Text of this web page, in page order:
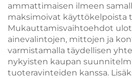
ammattimaisen ilmeen
maksimoivat käyttökelpoista
Mukauttamisvaihtoehdot
ainevalintojen, mittojen ja
varmistamalla täydellisen
nykyisten kaupan
tuoteravinteiden kanssa.